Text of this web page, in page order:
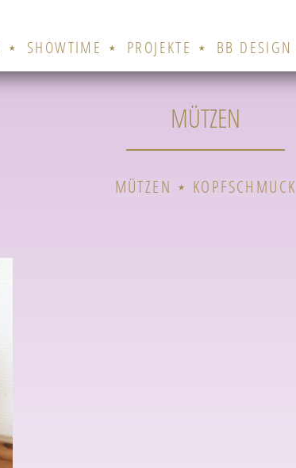
SHOWTIME PROJEKTE BB DESIGN
MÜTZEN
MÜTZEN KOPFSCHMUCK